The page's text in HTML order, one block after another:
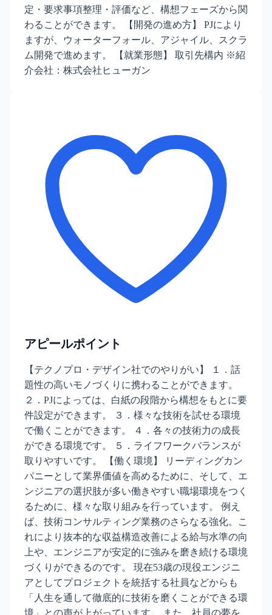
定・要求事項整理・評価など、構想フェーズから関
わることができます。 【開発の進め方】 PJにより
ますが、ウォーターフォール、アジャイル、スクラ
ム開発で進めます。 【就業形態】 取引先構内 ※紹
介会社：株式会社ヒューガン
アピールポイント
【テクノプロ・デザイン社でのやりがい】 １．話
題性の高いモノづくりに携わることができます。
２．PJによっては、白紙の段階から構想をもとに要
件設定ができます。 ３．様々な技術を試せる環境
で働くことができます。 ４．各々の技術力の成長
ができる環境です。 ５．ライフワークバランスが
取りやすいです。 【働く環境】 リーディングカン
パニーとして業界価値を高めるために、そして、エ
ンジニアの選択肢が多い働きやすい職場環境をつく
るために、様々な取り組みを行っています。 例え
ば、技術コンサルティング業務のさらなる強化。こ
れにより抜本的な収益構造改善による給与水準の向
上や、エンジニアが安定的に強みを磨き続ける環境
づくりができるのです。 現在53歳の現役エンジニ
アとしてプロジェクトを統括する社員などからも
「人生を通して徹底的に技術を磨くことができる環
境」との声が上がっています。 また、社員の夢を